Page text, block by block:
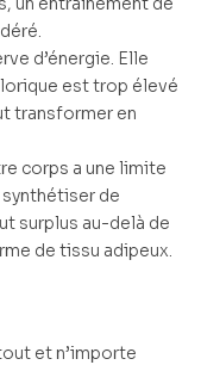
d’énergie. Elle
est trop élevé
transformer en
corps a une limite
de
surplus au-delà de
de tissu adipeux.
et n’importe